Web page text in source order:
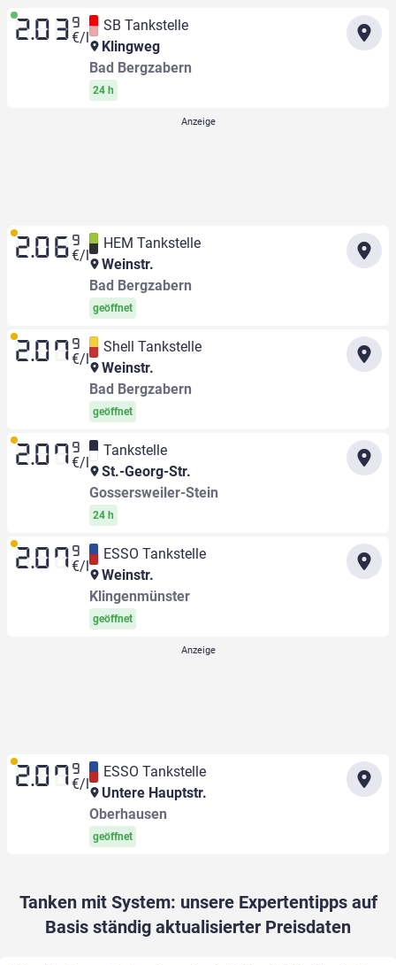
2.03 9
€/l
SB Tankstelle
Klingweg
Bad Bergzabern
24 h
2.06 9
€/l
HEM Tankstelle
Weinstr.
Bad Bergzabern
geöffnet
2.07 9
€/l
Shell Tankstelle
Weinstr.
Bad Bergzabern
geöffnet
2.07 9
€/l
Tankstelle
St.-Georg-Str.
Gossersweiler-Stein
24 h
2.07 9
€/l
ESSO Tankstelle
Weinstr.
Klingenmünster
geöffnet
2.07 9
€/l
ESSO Tankstelle
Untere Hauptstr.
Oberhausen
geöffnet
Tanken mit System: unsere Expertentipps auf
Basis ständig aktualisierter Preisdaten